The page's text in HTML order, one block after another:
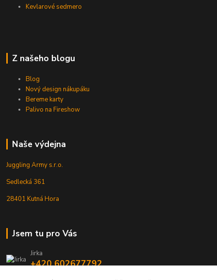
Kevlarové sedmero
Z našeho blogu
Blog
Nový design nákupáku
Bereme karty
Palivo na Fireshow
Naše výdejna
Juggling Army s.r.o.
Sedlecká 361
28401 Kutná Hora
Jsem tu pro Vás
Jirka
+420 602677792